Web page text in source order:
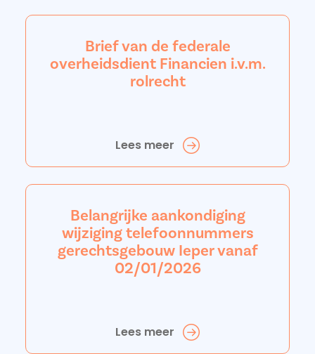
Brief van de federale
overheidsdient Financien i.v.m.
rolrecht
Lees meer
Belangrijke aankondiging
wijziging telefoonnummers
gerechtsgebouw Ieper vanaf
02/01/2026
Lees meer